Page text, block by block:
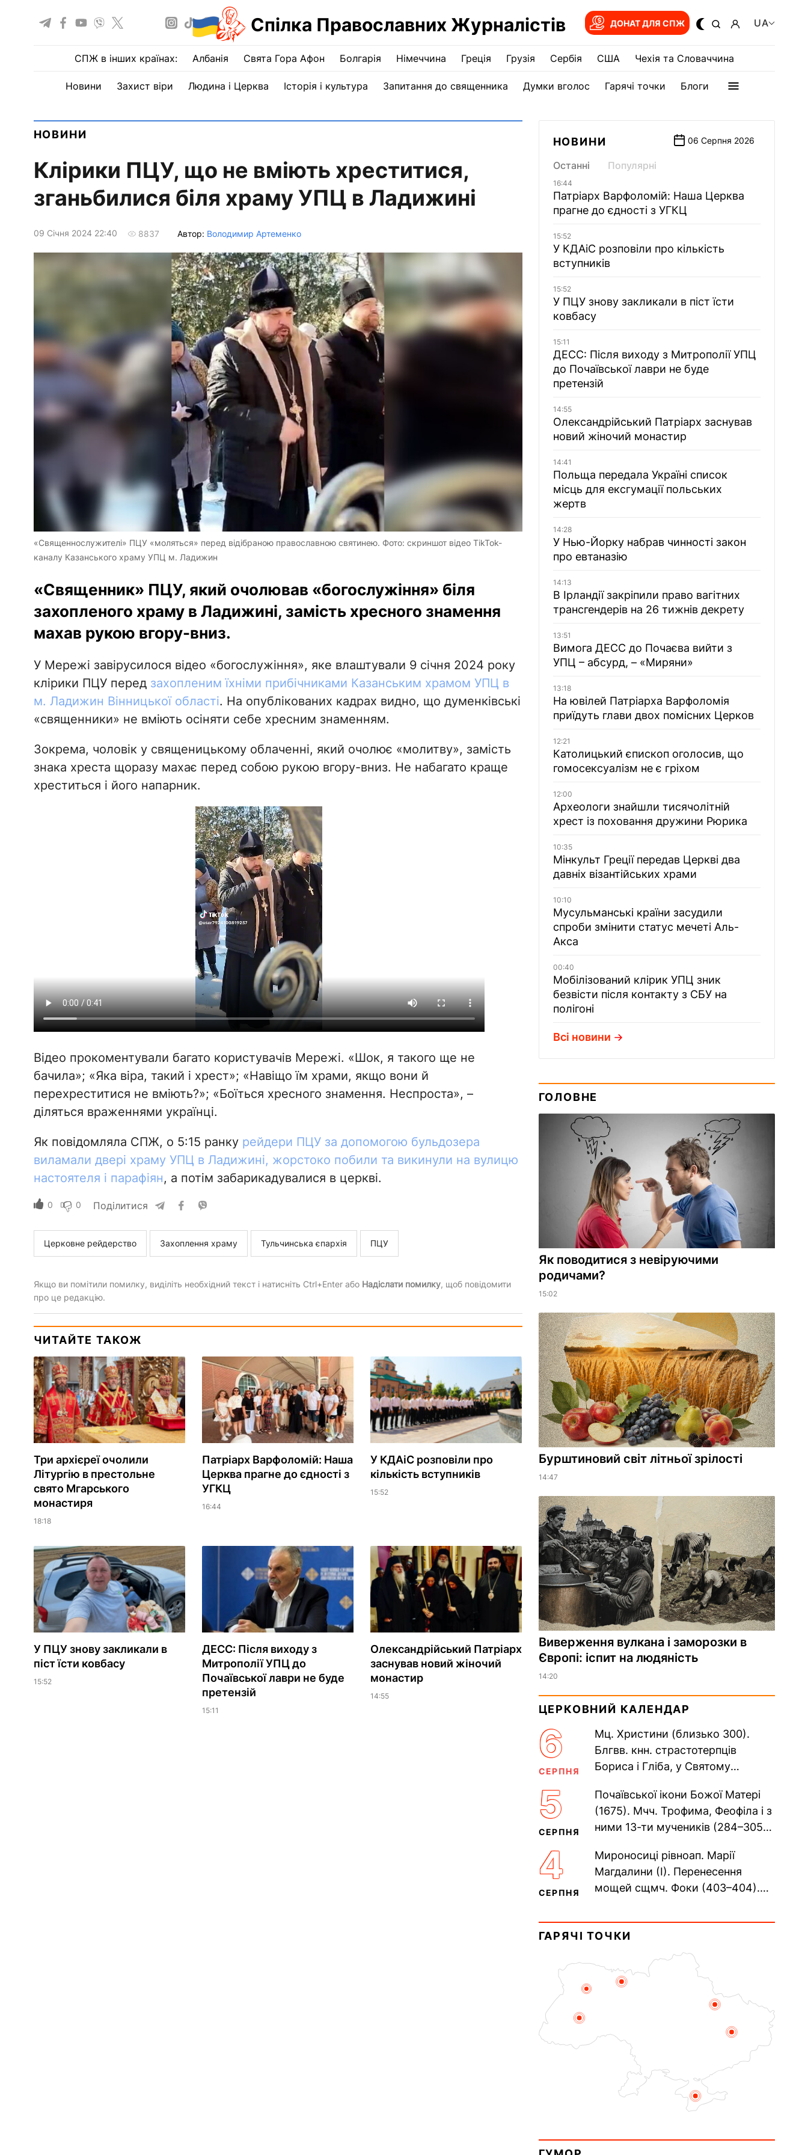
Спілка Православних Журналістів ДОНАТ ДЛЯ СПЖ UA
СПЖ в інших країнах: Албанія Свята Гора Афон Болгарія Німеччина Греція Грузія Сербія США Чехія та Словаччина
Новини Захист віри Людина і Церква Історія і культура Запитання до священника Думки вголос Гарячі точки Блоги
НОВИНИ
Клірики ПЦУ, що не вміють хреститися,
зганьбилися біля храму УПЦ в Ладижині
09 Сiчня 2024 22:40 8837 Автор: Володимир Артеменко
«Священнослужителі» ПЦУ «моляться» перед відібраною православною святинею. Фото: скриншот відео TikTok-
каналу Казанського храму УПЦ м. Ладижин
«Священник» ПЦУ, який очолював «богослужіння» біля
захопленого храму в Ладижині, замість хресного знамення
махав рукою вгору-вниз.
У Мережі завірусилося відео «богослужіння», яке влаштували 9 січня 2024 року
клірики ПЦУ перед захопленим їхніми прибічниками Казанським храмом УПЦ в
м. Ладижин Вінницької області. На опублікованих кадрах видно, що думенківські
«священники» не вміють осіняти себе хресним знаменням.
Зокрема, чоловік у священицькому облаченні, який очолює «молитву», замість
знака хреста щоразу махає перед собою рукою вгору-вниз. Не набагато краще
хреститься і його напарник.
Відео прокоментували багато користувачів Мережі. «Шок, я такого ще не
бачила»; «Яка віра, такий і хрест»; «Навіщо їм храми, якщо вони й
перехреститися не вміють?»; «Боїться хресного знамення. Неспроста», –
діляться враженнями українці.
Як повідомляла СПЖ, о 5:15 ранку рейдери ПЦУ за допомогою бульдозера
виламали двері храму УПЦ в Ладижині, жорстоко побили та викинули на вулицю
настоятеля і парафіян, а потім забарикадувалися в церкві.
0 0 Поділитися
Церковне рейдерство Захоплення храму Тульчинська єпархія ПЦУ
Якщо ви помітили помилку, виділіть необхідний текст і натисніть Ctrl+Enter або Надіслати помилку, щоб повідомити
про це редакцію.
ЧИТАЙТЕ ТАКОЖ
Три архієреї очолили
Літургію в престольне
свято Мгарського
монастиря
18:18
Патріарх Варфоломій: Наша
Церква прагне до єдності з
УГКЦ
16:44
У КДАіС розповіли про
кількість вступників
15:52
У ПЦУ знову закликали в
піст їсти ковбасу
15:52
ДЕСС: Після виходу з
Митрополії УПЦ до
Почаївської лаври не буде
претензій
15:11
Олександрійський Патріарх
заснував новий жіночий
монастир
14:55
НОВИНИ 06 Серпня 2026
Останні Популярні
16:44
Патріарх Варфоломій: Наша Церква
прагне до єдності з УГКЦ
15:52
У КДАіС розповіли про кількість
вступників
15:52
У ПЦУ знову закликали в піст їсти
ковбасу
15:11
ДЕСС: Після виходу з Митрополії УПЦ
до Почаївської лаври не буде
претензій
14:55
Олександрійський Патріарх заснував
новий жіночий монастир
14:41
Польща передала Україні список
місць для ексгумації польських
жертв
14:28
У Нью-Йорку набрав чинності закон
про евтаназію
14:13
В Ірландії закріпили право вагітних
трансгендерів на 26 тижнів декрету
13:51
Вимога ДЕСС до Почаєва вийти з
УПЦ – абсурд, – «Миряни»
13:18
На ювілей Патріарха Варфоломія
приїдуть глави двох помісних Церков
12:21
Католицький єпископ оголосив, що
гомосексуалізм не є гріхом
12:00
Археологи знайшли тисячолітній
хрест із поховання дружини Рюрика
10:35
Мінкульт Греції передав Церкві два
давніх візантійських храми
10:10
Мусульманські країни засудили
спроби змінити статус мечеті Аль-
Акса
00:40
Мобілізований клірик УПЦ зник
безвісти після контакту з СБУ на
полігоні
Всі новини
ГОЛОВНЕ
Як поводитися з невіруючими
родичами?
15:02
Бурштиновий світ літньої зрілості
14:47
Виверження вулкана і заморозки в
Європі: іспит на людяність
14:20
ЦЕРКОВНИЙ КАЛЕНДАР
6
СЕРПНЯ
Мц. Христини (близько 300).
Блгвв. кнн. страстотерпців
Бориса і Гліба, у Святому
Прп. Полікарпа, архімандрита...
5
СЕРПНЯ
Почаївської ікони Божої Матері
(1675). Мчч. Трофима, Феофіла і з
ними 13-ти мучеників (284–305).
Равенійського (близько 75)....
4
СЕРПНЯ
Мироносиці рівноап. Марії
Магдалини (I). Перенесення
мощей сщмч. Фоки (403–404).
(1693). Сщмч. Михаїла
Накарякова...
ГАРЯЧІ ТОЧКИ